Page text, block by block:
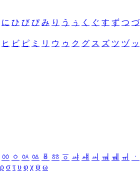
に ひ び ぴ み り う ぅ く ぐ す ず つ づ
ヒ ビ ピ ミ リ ウ ゥ ク グ ス ズ ツ ヅ ッ
ㆀ ㆁ ㆂ ㆃ ㆄ ㆅ ㆆ ㆇ ㆈ ㆉ ㆊ ㆋ ㆌ ㆍ
ρ σ τ υ φ χ ψ ω